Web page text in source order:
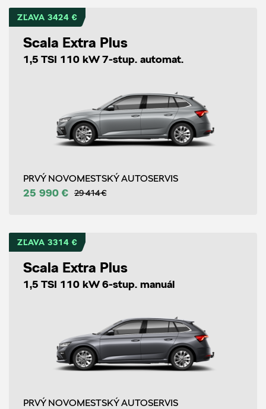
ZĽAVA 3424 €
Scala Extra Plus
1,5 TSI 110 kW 7-stup. automat.
PRVÝ NOVOMESTSKÝ AUTOSERVIS
25 990 € 29 414 €
ZĽAVA 3314 €
Scala Extra Plus
1,5 TSI 110 kW 6-stup. manuál
PRVÝ NOVOMESTSKÝ AUTOSERVIS